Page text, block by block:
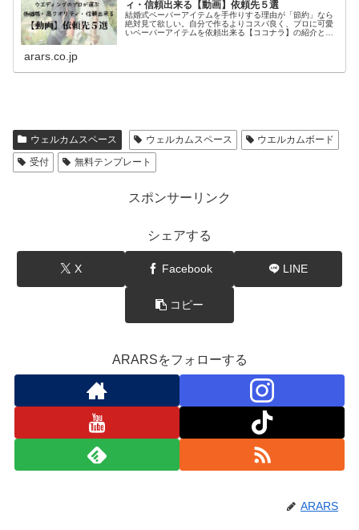
ィ・信頼出来る【動画】依頼先５選
結婚式ペーパーアイテムを手作りする理由が「節約」なら
絶対見て欲しい。自分で作るよりコスパ良く、プロに可愛
いペーパーアイテムを依頼出来る【ココナラ】の紹介と、
arars.co.jp
ウェルカムスペース ウェルカムスペース
ウエルカムボード
受付
無料テンプレート
スポンサーリンク
シェアする
X Facebook LINE
コピー
ARARSをフォローする
ARARS